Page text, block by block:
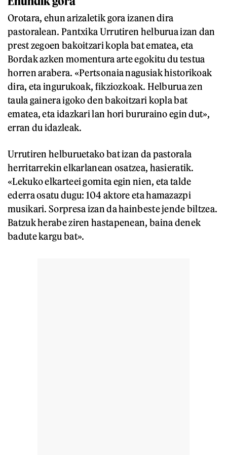
Orotara, ehun arizaletik gora izanen dira
pastoralean. Pantxika Urrutiren helburua izan dan
prest zegoen bakoitzari kopla bat ematea, eta
Bordak azken momentura arte egokitu du testua
horren arabera. «Pertsonaia nagusiak historikoak
dira, eta ingurukoak, fikziozkoak. Helburua zen
taula gainera igoko den bakoitzari kopla bat
ematea, eta idazkari lan hori bururaino egin dut»,
erran du idazleak.
Urrutiren helburuetako bat izan da pastorala
herritarrekin elkarlanean osatzea, hasieratik.
«Lekuko elkarteei gomita egin nien, eta talde
ederra osatu dugu: 104 aktore eta hamazazpi
musikari. Sorpresa izan da hainbeste jende biltzea.
Batzuk herabe ziren hastapenean, baina denek
badute kargu bat».